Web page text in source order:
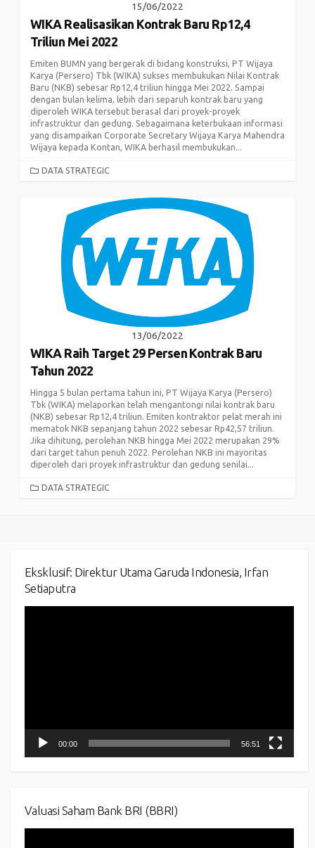
15/06/2022
WIKA Realisasikan Kontrak Baru Rp12,4
Triliun Mei 2022
Emiten BUMN yang bergerak di bidang konstruksi, PT Wijaya
Karya (Persero) Tbk (WIKA) sukses membukukan Nilai Kontrak
Baru (NKB) sebesar Rp12,4 triliun hingga Mei 2022. Sampai
dengan bulan kelima, lebih dari separuh kontrak baru yang
diperoleh WIKA tersebut berasal dari proyek-proyek
infrastruktur dan gedung. Sebagaimana keterbukaan informasi
yang disampaikan Corporate Secretary Wijaya Karya Mahendra
Wijaya kepada Kontan, WIKA berhasil membukukan...
CATEGORIES
DATA STRATEGIC
13/06/2022
WIKA Raih Target 29 Persen Kontrak Baru
Tahun 2022
Hingga 5 bulan pertama tahun ini, PT Wijaya Karya (Persero)
Tbk (WIKA) melaporkan telah mengantongi nilai kontrak baru
(NKB) sebesar Rp12,4 triliun. Emiten kontraktor pelat merah ini
mematok NKB sepanjang tahun 2022 sebesar Rp42,57 triliun.
Jika dihitung, perolehan NKB hingga Mei 2022 merupakan 29%
dari target tahun penuh 2022. Perolehan NKB ini mayoritas
diperoleh dari proyek infrastruktur dan gedung senilai...
CATEGORIES
DATA STRATEGIC
Eksklusif: Direktur Utama Garuda Indonesia, Irfan
Setiaputra
00:00 56:51
Valuasi Saham Bank BRI (BBRI)